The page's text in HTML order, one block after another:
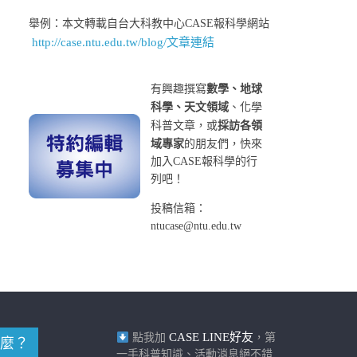
舉例：本文轉載自台大科教中心CASE報科學網站
http://case.ntu.edu.tw/blog/文章連結
有興趣撰寫數學、地球
科學、天文領域 、化學
科普文章，或採訪各領
域專家的朋友們，快來
加入CASE報科學的行
列吧！
投稿信箱：
ntucase@ntu.edu.tw
？ 點我加 CASE LINE好友 ，第
一手科普知識、活動消息絕不錯